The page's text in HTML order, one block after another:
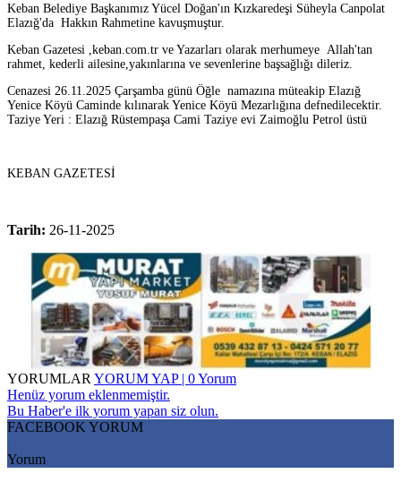
Keban Belediye Başkanımız Yücel Doğan'ın Kızkaredeşi Süheyla Canpolat
Elazığ'da Hakkın Rahmetine kavuşmuştur.
Keban Gazetesi ,keban.com.tr ve Yazarları olarak merhumeye Allah'tan
rahmet, kederli ailesine,yakınlarına ve sevenlerine başsağlığı dileriz.
Cenazesi 26.11.2025 Çarşamba günü Öğle namazına müteakip Elazığ
Yenice Köyü Caminde kılınarak Yenice Köyü Mezarlığına defnedilecektir.
Taziye Yeri : Elazığ Rüstempaşa Cami Taziye evi Zaimoğlu Petrol üstü
KEBAN GAZETESİ
Tarih: 26-11-2025
YORUMLAR YORUM YAP | 0 Yorum
Henüz yorum eklenmemiştir.
Bu Haber'e ilk yorum yapan siz olun.
FACEBOOK YORUM
Yorum